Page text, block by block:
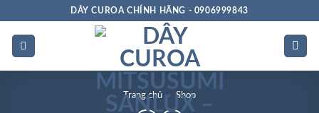
dung
DÂY CUROA CHÍNH HÃNG - 0906999843
Trang chủ » Shop